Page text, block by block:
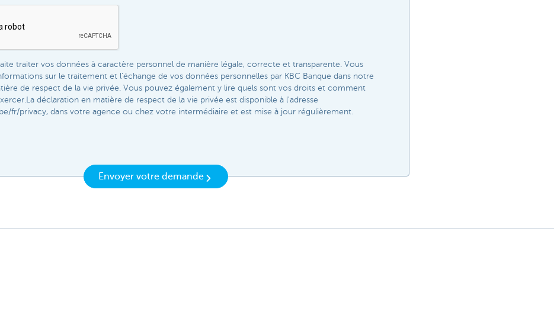
traiter vos données à caractère personnel de manière légale, correcte et transparente. Vous
sur le traitement et l'échange de vos données personnelles par KBC Banque dans notre
de respect de la vie privée. Vous pouvez également y lire quels sont vos droits et comment
déclaration en matière de respect de la vie privée est disponible à l'adresse
fr/privacy, dans votre agence ou chez votre intermédiaire et est mise à jour régulièrement.​
Envoyer votre demande